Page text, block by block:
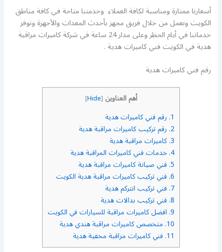
أسعارنا ممتازة ومناسبة لكافة العملاء وخدمتنا متاحة في كافة مناطق
الكويت ونعمل من خلال فريق مجهز بأحدث المعدات والأجهزة ونوفر
خدماتنا في أيام الحظر وعلى مدار 24 ساعة في شركة كاميرات مراقبة
هدية في الكويت فني كاميرات هدية .
رقم فني كاميرات هدية
أهم العناوين [
Hide
]
1. رقم فني كاميرات هدية
2. رقم تركيب كاميرات مراقبة هدية
3. كاميرات مراقبة هدية
4. خدمات فني كاميرات المراقبة هدية
5. فني صيانة كاميرات مراقبة هدية
6. فني تركيب كاميرات مراقبة هدية الكويت
7. فني تركيب انتركم هدية
8. فني تركيب بدالات هدية
9. افضل كاميرات مراقبة للسيارات في الكويت
10. متخصص كاميرات مراقبة هندي هدية
11. فني كاميرات مراقبة مخفية هدية